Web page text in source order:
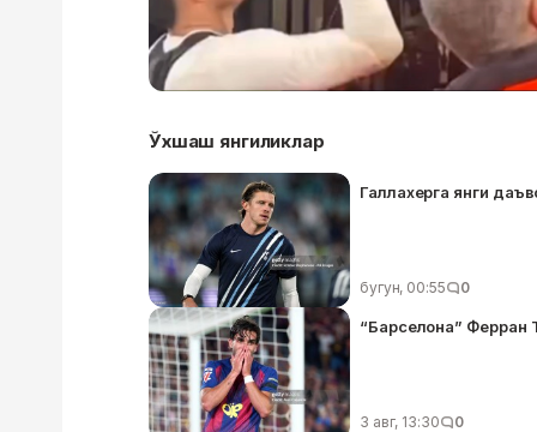
Ўхшаш янгиликлар
Галлахерга янги
бугун, 00:55 0
“Барселона” Ферран
3 авг, 13:30 0